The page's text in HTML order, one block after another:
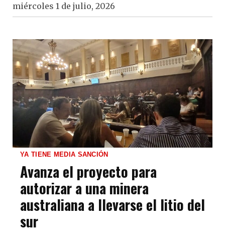
miércoles 1 de julio, 2026
YA TIENE MEDIA SANCIÓN
Avanza el proyecto para
autorizar a una minera
australiana a llevarse el litio del
sur